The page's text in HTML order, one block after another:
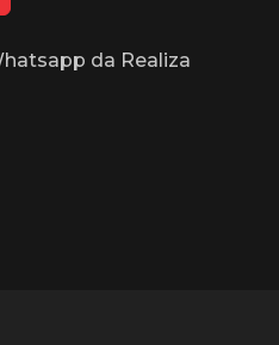
da Realiza